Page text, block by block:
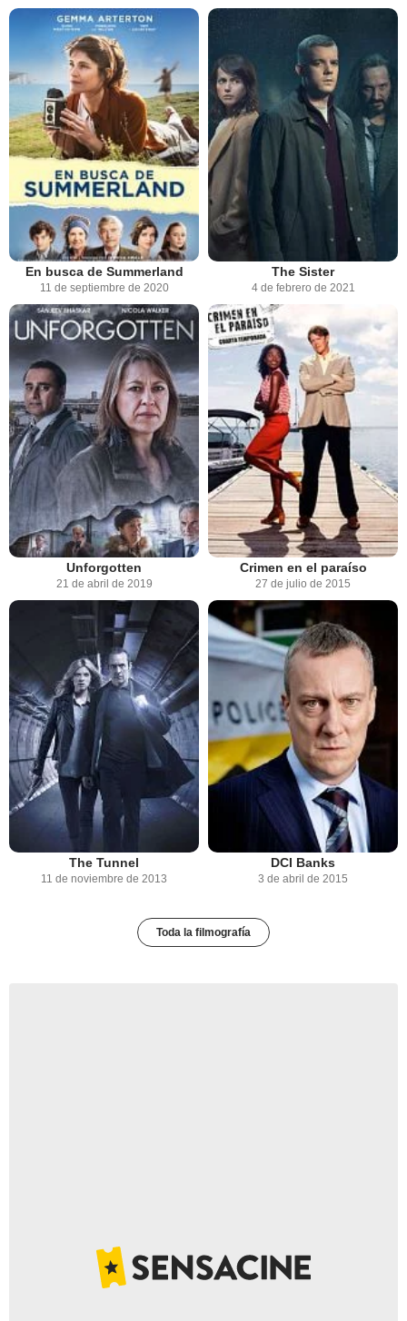
En busca de Summerland
11 de septiembre de 2020
The Sister
4 de febrero de 2021
Unforgotten
21 de abril de 2019
Crimen en el paraíso
27 de julio de 2015
The Tunnel
11 de noviembre de 2013
DCI Banks
3 de abril de 2015
Toda la filmografía